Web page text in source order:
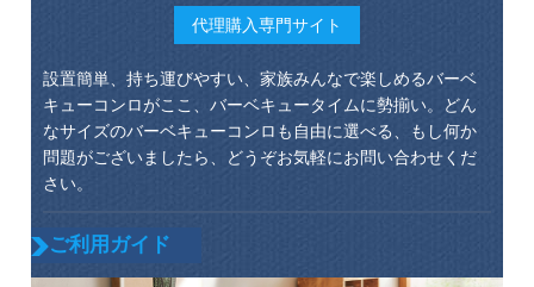
代理購入専門サイト
設置簡単、持ち運びやすい、家族みんなで楽しめるバーベ
キューコンロがここ、バーベキュータイムに勢揃い。どん
なサイズのバーベキューコンロも自由に選べる、もし何か
問題がございましたら、どうぞお気軽にお問い合わせくだ
さい。
ご利用ガイド